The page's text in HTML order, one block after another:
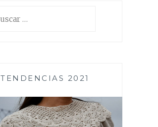
TENDENCIAS 2021